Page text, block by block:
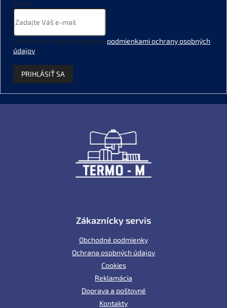
Email
Vložením e-mailu súhlasíte s podmienkami ochrany osobných
údajov.
PRIHLÁSIŤ SA
Zákaznícky servis
Obchodné podmienky
Ochrana osobných údajov
Cookies
Reklamácia
Doprava a poštovné
Kontakty